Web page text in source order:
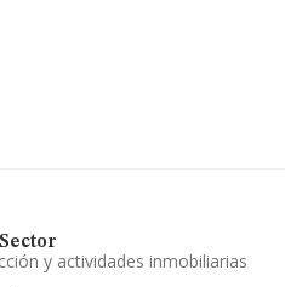
y actividades inmobiliarias